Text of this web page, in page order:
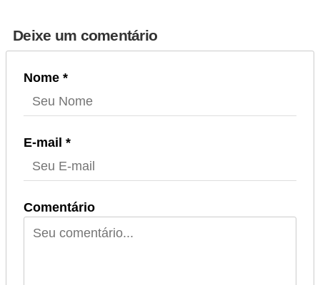
Deixe um comentário
Nome *
E-mail *
Comentário